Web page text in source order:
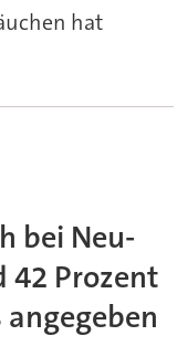
hat
bei Neu-
42 Prozent